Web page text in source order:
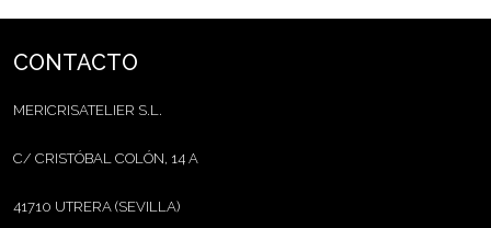
CONTACTO
MERICRISATELIER S.L.
C/ CRISTÓBAL COLÓN, 14 A
41710 UTRERA (SEVILLA)